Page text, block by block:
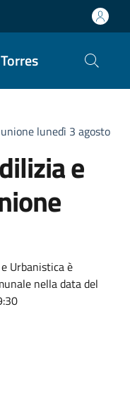
lunedì 3 agosto
e
Urbanistica è
nella data del